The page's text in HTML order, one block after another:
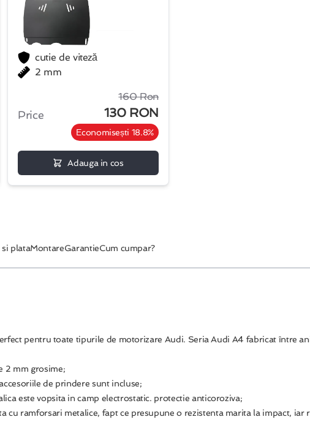
cutie de viteză
2 mm
Price
160 Ron
130 RON
Economisești 18.8%
Adauga in cos
si plataMontareGarantieCum cumpar?
pentru toate tipurile de motorizare Audi. Seria Audi A4 fabricat între
2 mm grosime;
de prindere sunt incluse;
este vopsita in camp electrostatic. protectie anticoroziva;
cu ramforsari metalice, fapt ce presupune o rezistenta marita la impact, iar